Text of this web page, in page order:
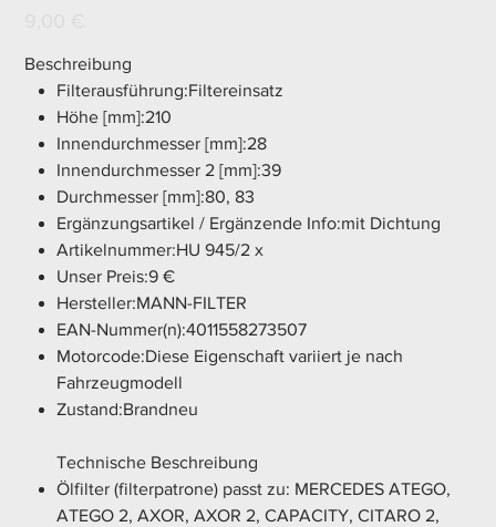
Beschreibung
Filterausführung:Filtereinsatz
Höhe [mm]:210
Innendurchmesser [mm]:28
Innendurchmesser 2 [mm]:39
Durchmesser [mm]:80, 83
Ergänzungsartikel / Ergänzende Info:mit Dichtung
Artikelnummer:HU 945/2 x
Unser Preis:9 €
Hersteller:MANN-FILTER
EAN-Nummer(n):4011558273507
Motorcode:Diese Eigenschaft variiert je nach
Fahrzeugmodell
Zustand:Brandneu
Technische Beschreibung
Ölfilter (filterpatrone) passt zu: MERCEDES ATEGO,
ATEGO 2, AXOR, AXOR 2, CAPACITY, CITARO 2,